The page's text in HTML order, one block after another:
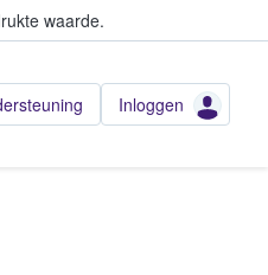
waarde.
Inloggen